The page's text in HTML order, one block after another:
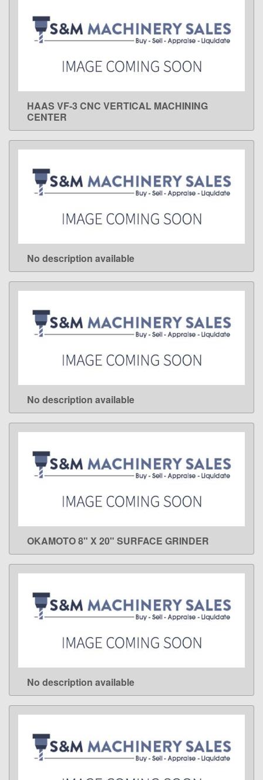
LEARN MORE
HAAS VF-3 CNC VERTICAL MACHINING
CENTER
LEARN MORE
No description available
LEARN MORE
No description available
LEARN MORE
OKAMOTO 8" X 20" SURFACE GRINDER
LEARN MORE
No description available